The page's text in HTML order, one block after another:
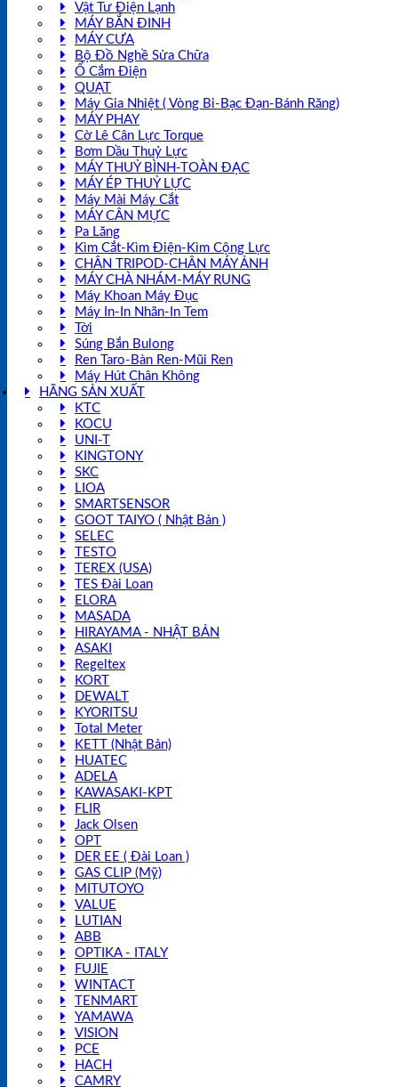
Vật Tư Điện Lạnh
MÁY BẮN ĐINH
MÁY CƯA
Bộ Đồ Nghề Sửa Chữa
Ổ Cắm Điện
QUẠT
Máy Gia Nhiệt ( Vòng Bi-Bạc Đạn-Bánh Răng)
MÁY PHAY
Cờ Lê Cân Lực Torque
Bơm Dầu Thuỷ Lực
MÁY THUỶ BÌNH-TOÀN ĐẠC
MÁY ÉP THUỶ LỰC
Máy Mài Máy Cắt
MÁY CÂN MỰC
Pa Lăng
Kìm Cắt-Kìm Điện-Kìm Cộng Lực
CHÂN TRIPOD-CHÂN MÁY ẢNH
MÁY CHÀ NHÁM-MÁY RUNG
Máy Khoan Máy Đục
Máy In-In Nhãn-In Tem
Tời
Súng Bắn Bulong
Ren Taro-Bàn Ren-Mũi Ren
Máy Hút Chân Không
HÃNG SẢN XUẤT
KTC
KOCU
UNI-T
KINGTONY
SKC
LIOA
SMARTSENSOR
GOOT TAIYO ( Nhật Bản )
SELEC
TESTO
TEREX (USA)
TES Đài Loan
ELORA
MASADA
HIRAYAMA - NHẬT BẢN
ASAKI
Regeltex
KORT
DEWALT
KYORITSU
Total Meter
KETT (Nhật Bản)
HUATEC
ADELA
KAWASAKI-KPT
FLIR
Jack Olsen
OPT
DER EE ( Đài Loan )
GAS CLIP (Mỹ)
MITUTOYO
VALUE
LUTIAN
ABB
OPTIKA - ITALY
FUJIE
WINTACT
TENMART
YAMAWA
VISION
PCE
HACH
CAMRY